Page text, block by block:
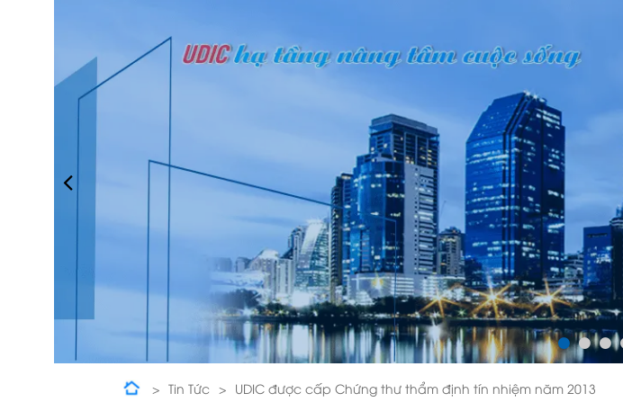
Tin Tức UDIC được cấp Chứng thư thẩm định tín nhiệm năm 2013